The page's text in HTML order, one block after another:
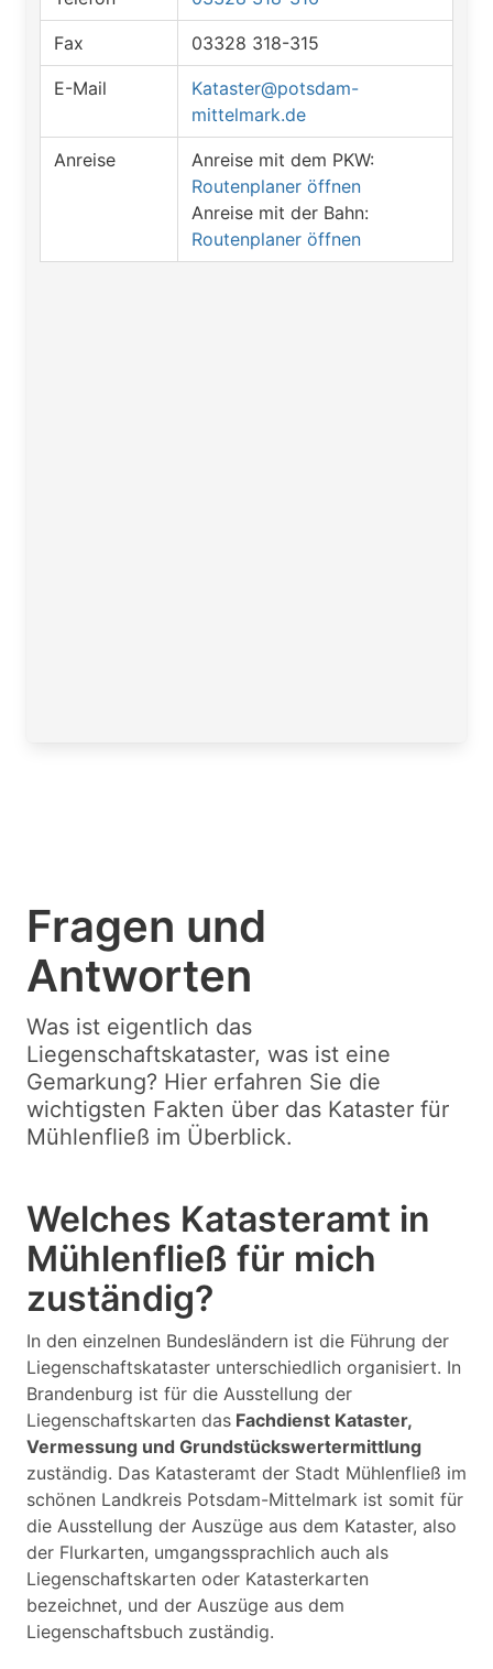
Fax 03328 318-315
E-Mail
Kataster@potsdam-
mittelmark.de
Anreise
Anreise mit dem PKW:
Routenplaner öffnen
Anreise mit der Bahn:
Routenplaner öffnen
Fragen und
Antworten
Was ist eigentlich das
Liegenschaftskataster, was ist eine
Gemarkung? Hier erfahren Sie die
wichtigsten Fakten über das Kataster für
Mühlenfließ im Überblick.
Welches Katasteramt in
Mühlenfließ für mich
zuständig?
In den einzelnen Bundesländern ist die Führung der
Liegenschaftskataster unterschiedlich organisiert. In
Brandenburg ist für die Ausstellung der
Liegenschaftskarten das Fachdienst Kataster,
Vermessung und Grundstückswertermittlung
zuständig. Das Katasteramt der Stadt Mühlenfließ im
schönen Landkreis Potsdam-Mittelmark ist somit für
die Ausstellung der Auszüge aus dem Kataster, also
der Flurkarten, umgangssprachlich auch als
Liegenschaftskarten oder Katasterkarten
bezeichnet, und der Auszüge aus dem
Liegenschaftsbuch zuständig.